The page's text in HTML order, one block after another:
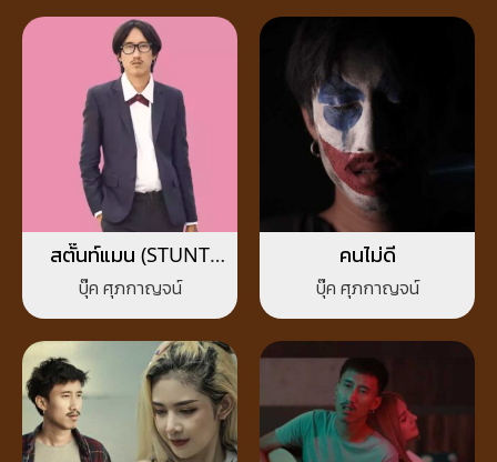
สตั๊นท์แมน (STUNT
MAN)
บุ๊ค ศุภกาญจน์
คนไม่ดี
บุ๊ค ศุภกาญจน์